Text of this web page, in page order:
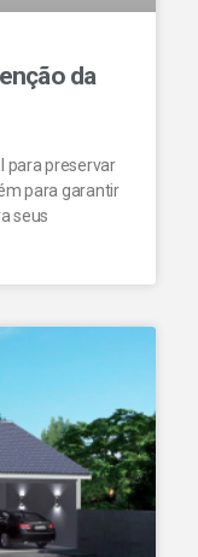
da
para preservar
para garantir
seus